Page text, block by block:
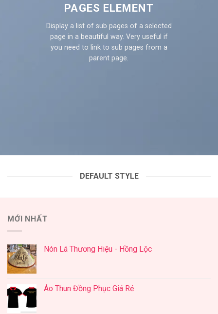
PAGES ELEMENT
Display a list of sub pages of a selected
page in a beautiful way. Very useful if
you need to link to sub pages from a
parent page.
DEFAULT STYLE
MỚI NHẤT
Nón Lá Thương Hiệu - Hồng Lộc
Áo Thun Đồng Phục Giá Rẻ